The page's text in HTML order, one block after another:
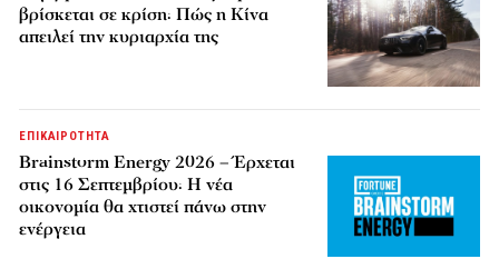
βρίσκεται σε κρίση: Πώς η Κίνα
απειλεί την κυριαρχία της
ΕΠΙΚΑΙΡΟΤΗΤΑ
Brainstorm Energy 2026 – Έρχεται
στις 16 Σεπτεμβρίου: Η νέα
οικονομία θα χτιστεί πάνω στην
ενέργεια